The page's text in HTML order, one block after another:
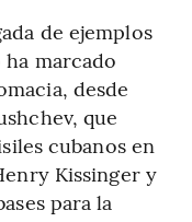
de ejemplos
marcado
desde
que
cubanos en
Kissinger y
para la